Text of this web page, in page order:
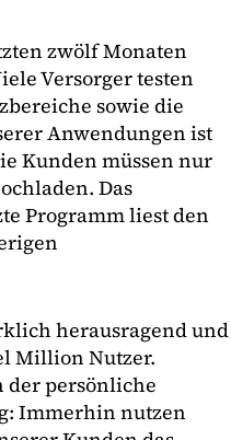
zwölf Monaten
Versorger testen
sowie die
Anwendungen ist
Kunden müssen nur
Das
Programm liest den
herausragend und
Million Nutzer.
persönliche
Immerhin nutzen